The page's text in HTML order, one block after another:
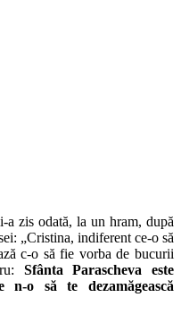
a zis odată, la un hram, după
„Cristina, indiferent ce-o să
c-o să fie vorba de bucurii
Sfânta Parascheva este
o să te dezamăgească